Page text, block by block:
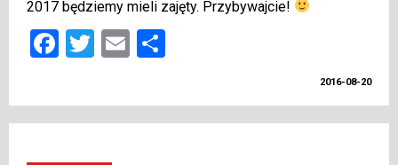
2017 będziemy mieli zajęty. Przybywajcie!
Facebook
Twitter
Email
2016-08-20